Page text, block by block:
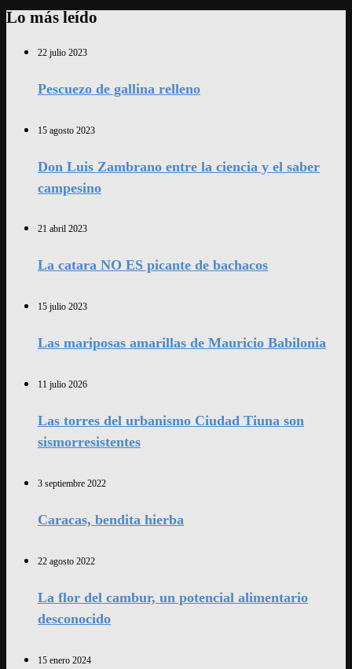
Lo más leído
22 julio 2023
Pescuezo de gallina relleno
15 agosto 2023
Don Luis Zambrano entre la ciencia y el saber
campesino
21 abril 2023
La catara NO ES picante de bachacos
15 julio 2023
Las mariposas amarillas de Mauricio Babilonia
11 julio 2026
Las torres del urbanismo Ciudad Tiuna son
sismorresistentes
3 septiembre 2022
Caracas, bendita hierba
22 agosto 2022
La flor del cambur, un potencial alimentario
desconocido
15 enero 2024